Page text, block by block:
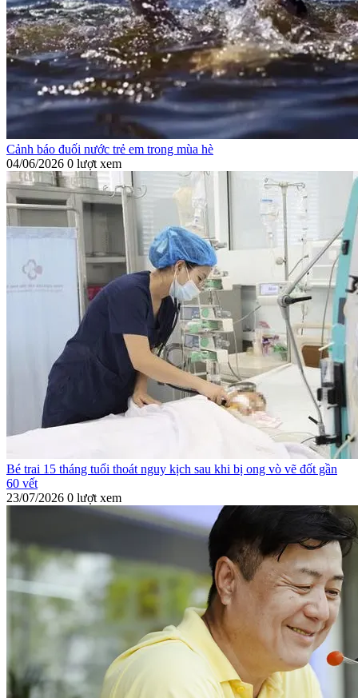
Cảnh báo đuối nước trẻ em trong mùa hè
04/06/2026 0 lượt xem
Bé trai 15 tháng tuổi thoát nguy kịch sau khi bị ong vò vẽ đốt gần
60 vết
23/07/2026 0 lượt xem